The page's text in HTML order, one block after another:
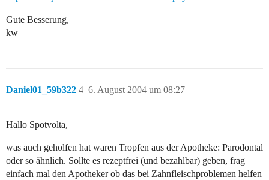
Gute Besserung,
kw
Daniel01_59b322 6. August 2004 um 08:27
4
Hallo Spotvolta,
was auch geholfen hat waren Tropfen aus der Apotheke: Parodontal
oder so ähnlich. Sollte es rezeptfrei (und bezahlbar) geben, frag
einfach mal den Apotheker ob das bei Zahnfleischproblemen helfen